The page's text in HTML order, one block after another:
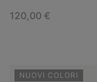
Regular price:
120,00 €
NUOVI COLORI